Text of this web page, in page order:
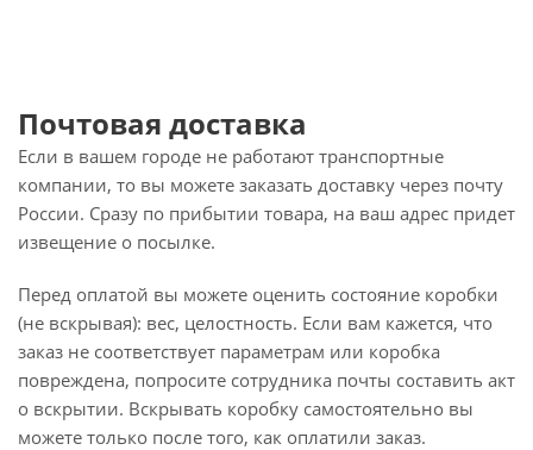
Почтовая доставка
Если в вашем городе не работают транспортные
компании, то вы можете заказать доставку через почту
России. Сразу по прибытии товара, на ваш адрес придет
извещение о посылке.
Перед оплатой вы можете оценить состояние коробки
(не вскрывая): вес, целостность. Если вам кажется, что
заказ не соответствует параметрам или коробка
повреждена, попросите сотрудника почты составить акт
о вскрытии. Вскрывать коробку самостоятельно вы
можете только после того, как оплатили заказ.